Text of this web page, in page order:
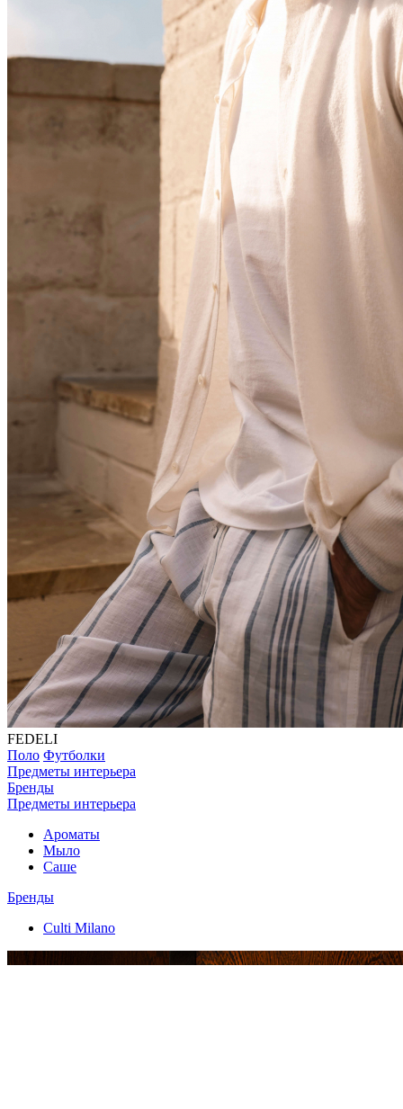
FEDELI
Поло Футболки
Предметы интерьера
Бренды
Предметы интерьера
Ароматы
Мыло
Саше
Бренды
Culti Milano